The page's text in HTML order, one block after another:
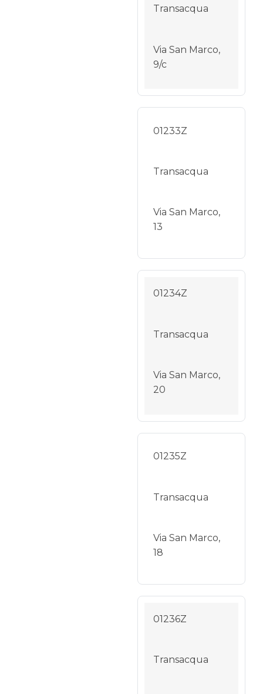
Transacqua
Via San Marco,
9/c
01233Z
Transacqua
Via San Marco,
13
01234Z
Transacqua
Via San Marco,
20
01235Z
Transacqua
Via San Marco,
18
01236Z
Transacqua